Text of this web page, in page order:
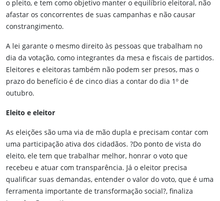
o pleito, e tem como objetivo manter o equilíbrio eleitoral, não
afastar os concorrentes de suas campanhas e não causar
constrangimento.
A lei garante o mesmo direito às pessoas que trabalham no
dia da votação, como integrantes da mesa e fiscais de partidos.
Eleitores e eleitoras também não podem ser presos, mas o
prazo do benefício é de cinco dias a contar do dia 1º de
outubro.
Eleito e eleitor
As eleições são uma via de mão dupla e precisam contar com
uma participação ativa dos cidadãos. ?Do ponto de vista do
eleito, ele tem que trabalhar melhor, honrar o voto que
recebeu e atuar com transparência. Já o eleitor precisa
qualificar suas demandas, entender o valor do voto, que é uma
ferramenta importante de transformação social?, finaliza